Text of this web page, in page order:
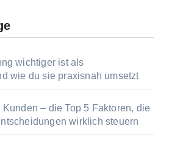
wichtiger ist als
wie du sie praxisnah umsetzt
– die Top 5 Faktoren, die
wirklich steuern